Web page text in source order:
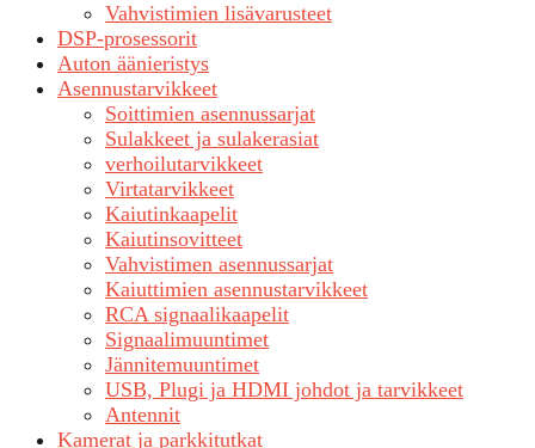
Vahvistimien lisävarusteet
DSP-prosessorit
Auton äänieristys
Asennustarvikkeet
Soittimien asennussarjat
Sulakkeet ja sulakerasiat
verhoilutarvikkeet
Virtatarvikkeet
Kaiutinkaapelit
Kaiutinsovitteet
Vahvistimen asennussarjat
Kaiuttimien asennustarvikkeet
RCA signaalikaapelit
Signaalimuuntimet
Jännitemuuntimet
USB, Plugi ja HDMI johdot ja tarvikkeet
Antennit
Kamerat ja parkkitutkat